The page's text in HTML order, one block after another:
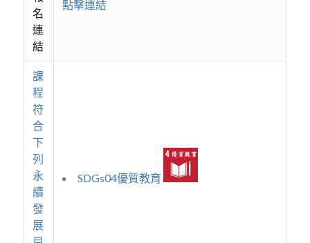
名
連
結
點擊連結
課
程
符
合
下
列
永
續
發
展
SDGs04優質教育